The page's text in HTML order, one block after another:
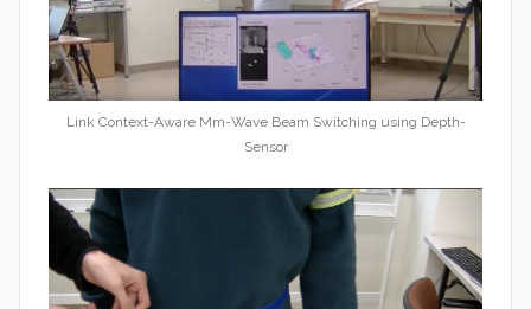
Link Context-Aware Mm-Wave Beam Switching using Depth-
Sensor